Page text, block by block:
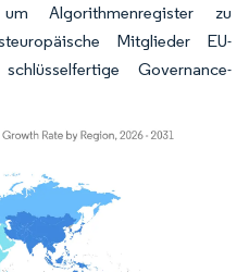
Algorithmenregister zu
Mitglieder EU-
Governance-